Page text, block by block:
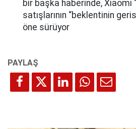
bir başka haberinde, Xiaomi
satışlarının “beklentinin
öne sürüyor